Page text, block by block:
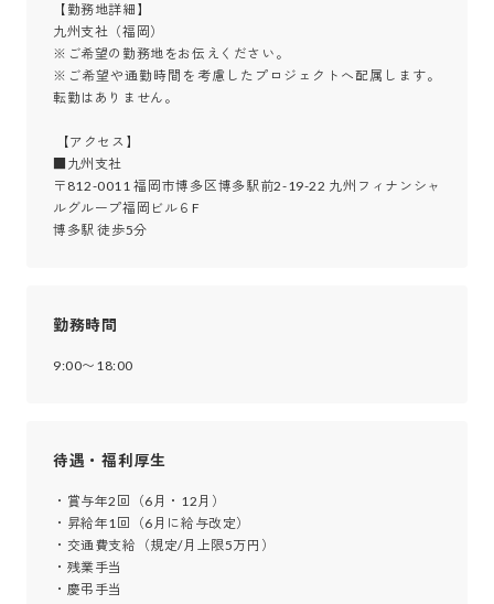
【勤務地詳細】
九州支社（福岡）
※ご希望の勤務地をお伝えください。
※ご希望や通勤時間を考慮したプロジェクトへ配属します。
転勤はありません。
■九州支社
〒812-0011 福岡市博多区博多駅前2-19-22 九州フィナンシャ
ルグループ福岡ビル６F
博多駅 徒歩5分
勤務時間
9:00〜18:00
待遇・福利厚生
・賞与年2回（6月・12月）
・昇給年1回（6月に給与改定）
・交通費支給（規定/月上限5万円）
・残業手当
・慶弔手当